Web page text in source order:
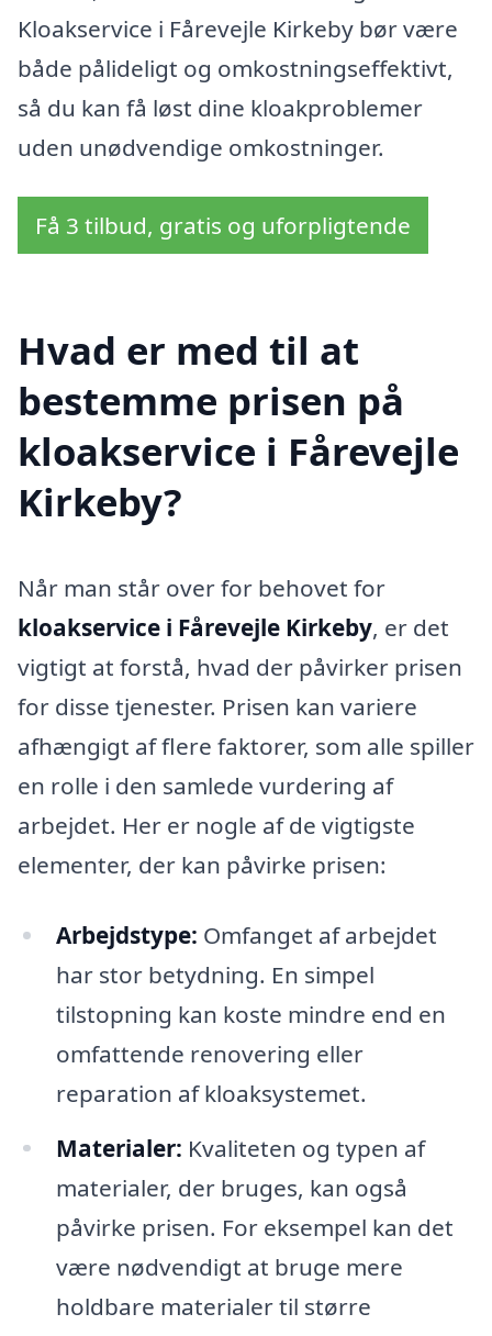
Kloakservice i Fårevejle Kirkeby bør være
både pålideligt og omkostningseffektivt,
så du kan få løst dine kloakproblemer
uden unødvendige omkostninger.
Få 3 tilbud, gratis og uforpligtende
Hvad er med til at
bestemme prisen på
kloakservice i Fårevejle
Kirkeby?
Når man står over for behovet for
kloakservice i Fårevejle Kirkeby, er det
vigtigt at forstå, hvad der påvirker prisen
for disse tjenester. Prisen kan variere
afhængigt af flere faktorer, som alle spiller
en rolle i den samlede vurdering af
arbejdet. Her er nogle af de vigtigste
elementer, der kan påvirke prisen:
Arbejdstype: Omfanget af arbejdet
har stor betydning. En simpel
tilstopning kan koste mindre end en
omfattende renovering eller
reparation af kloaksystemet.
Materialer: Kvaliteten og typen af
materialer, der bruges, kan også
påvirke prisen. For eksempel kan det
være nødvendigt at bruge mere
holdbare materialer til større